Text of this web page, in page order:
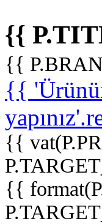
{{
{{
{{
{{
{{